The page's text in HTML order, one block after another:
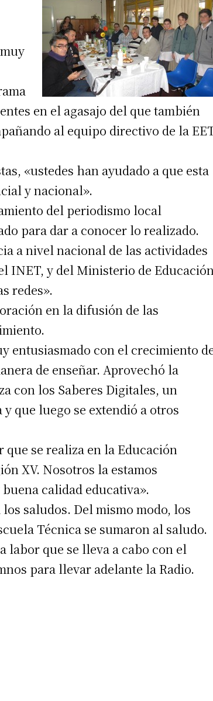
en el agasajo del que también
al equipo directivo de la
«ustedes han ayudado a que esta
y nacional».
del periodismo local
para dar a conocer lo realizado.
a nivel nacional de las actividades
INET, y del Ministerio de
redes».
en la difusión de las
entusiasmado con el crecimiento
de enseñar. Aprovechó la
con los Saberes Digitales, un
que luego se extendió a otros
se realiza en la Educación
XV. Nosotros la estamos
calidad educativa».
saludos. Del mismo modo, los
Técnica se sumaron al saludo.
labor que se lleva a cabo con el
para llevar adelante la Radio.